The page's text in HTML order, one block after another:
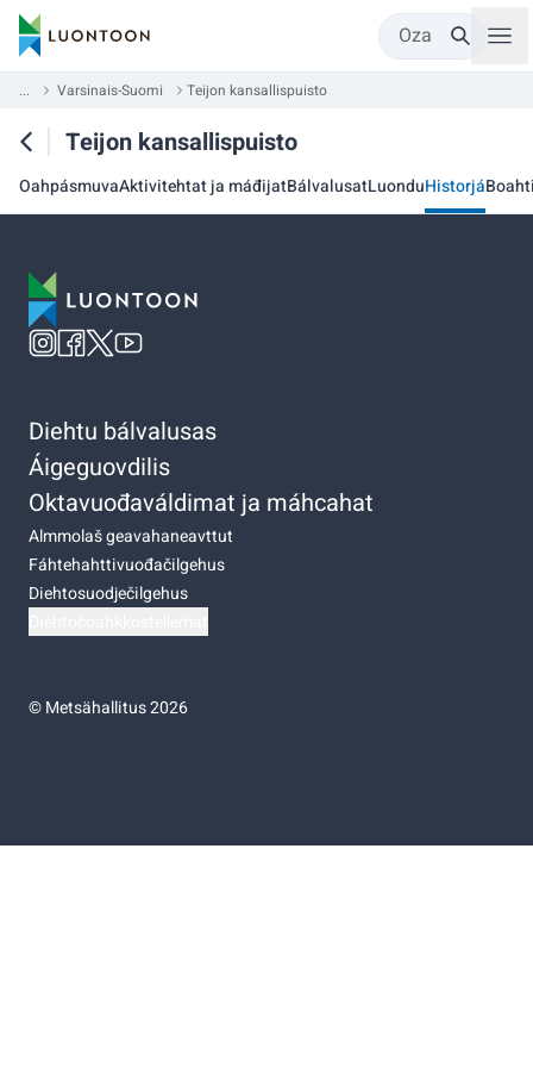
Oza
... Varsinais-Suomi Teijon kansallispuisto
Teijon kansallispuisto
OahpásmuvaAktivitehtat ja máđijatBálvalusatLuonduHistorjá
Diehtu bálvalusas
Áigeguovdilis
Oktavuođaváldimat ja máhcahat
Almmolaš geavahaneavttut
Fáhtehahttivuođačilgehus
Diehtosuodječilgehus
©Metsähallitus 2026